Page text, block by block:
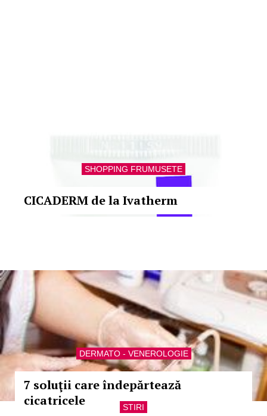
SHOPPING FRUMUSETE
CICADERM de la Ivatherm
DERMATO - VENEROLOGIE
7 soluţii care îndepărtează
cicatricele
STIRI